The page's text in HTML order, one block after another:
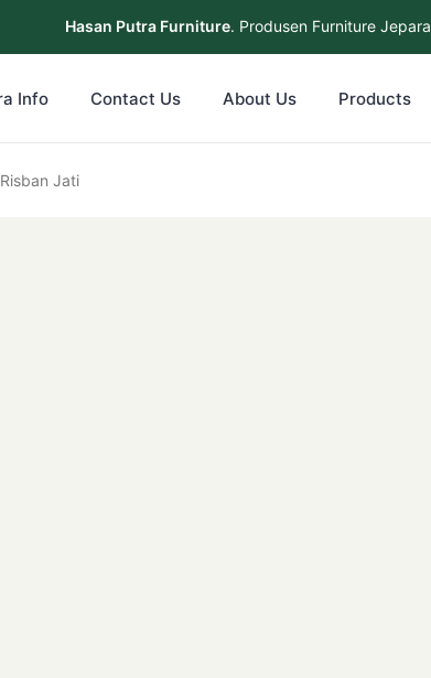
Hasan Putra Furniture. Produsen Furniture Jepara
Info Contact Us About Us Products
Jati